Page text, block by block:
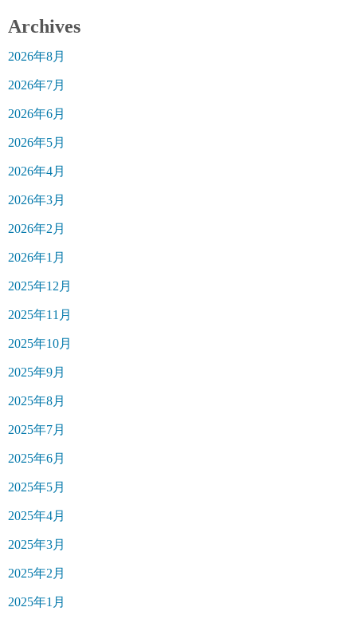
Archives
2026年8月
2026年7月
2026年6月
2026年5月
2026年4月
2026年3月
2026年2月
2026年1月
2025年12月
2025年11月
2025年10月
2025年9月
2025年8月
2025年7月
2025年6月
2025年5月
2025年4月
2025年3月
2025年2月
2025年1月